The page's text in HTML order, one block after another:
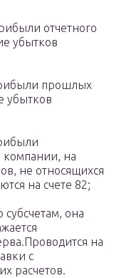
отчетного
убытков
прошлых
убытков
компании, на
не относящихся
на счете 82;
она
на
с
расчетов.